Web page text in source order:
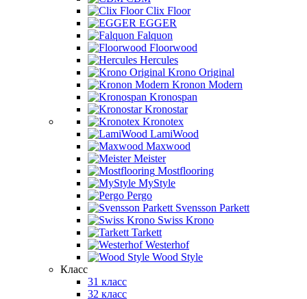
Clix Floor
EGGER
Falquon
Floorwood
Hercules
Krono Original
Kronon Modern
Kronospan
Kronostar
Kronotex
LamiWood
Maxwood
Meister
Mostflooring
MyStyle
Pergo
Svensson Parkett
Swiss Krono
Tarkett
Westerhof
Wood Style
Класс
31 класс
32 класс